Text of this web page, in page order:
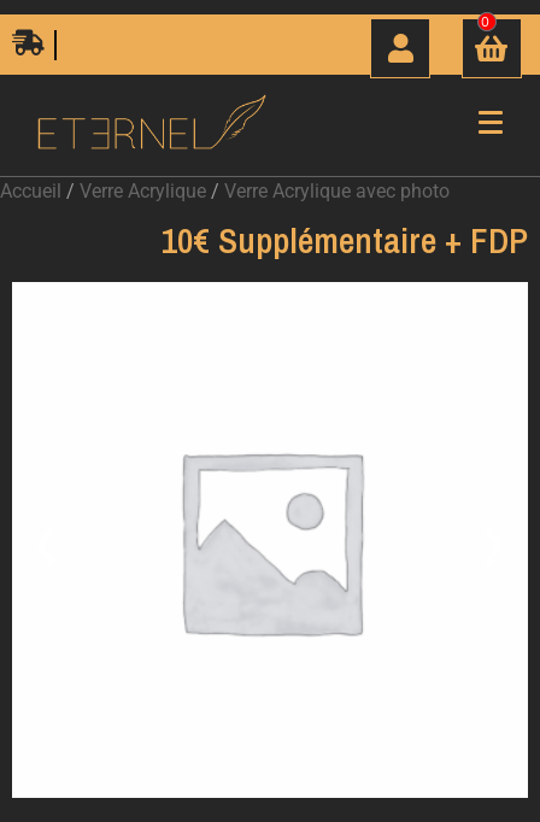
0
Accueil / Verre Acrylique / Verre Acrylique avec photo
10€ Supplémentaire + FDP